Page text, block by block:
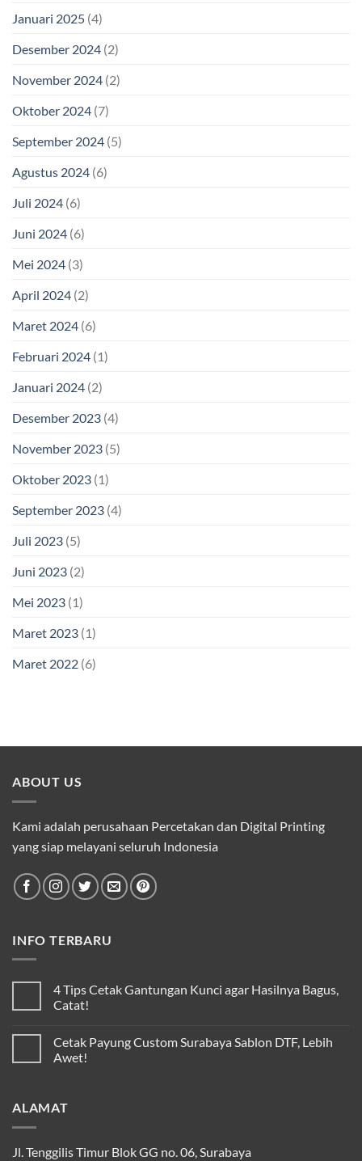
Januari 2025 (4)
Desember 2024 (2)
November 2024 (2)
Oktober 2024 (7)
September 2024 (5)
Agustus 2024 (6)
Juli 2024 (6)
Juni 2024 (6)
Mei 2024 (3)
April 2024 (2)
Maret 2024 (6)
Februari 2024 (1)
Januari 2024 (2)
Desember 2023 (4)
November 2023 (5)
Oktober 2023 (1)
September 2023 (4)
Juli 2023 (5)
Juni 2023 (2)
Mei 2023 (1)
Maret 2023 (1)
Maret 2022 (6)
ABOUT US
Kami adalah perusahaan Percetakan dan Digital Printing
yang siap melayani seluruh Indonesia
INFO TERBARU
4 Tips Cetak Gantungan Kunci agar Hasilnya Bagus,
Catat!
Cetak Payung Custom Surabaya Sablon DTF, Lebih
Awet!
ALAMAT
Jl. Tenggilis Timur Blok GG no. 06, Surabaya